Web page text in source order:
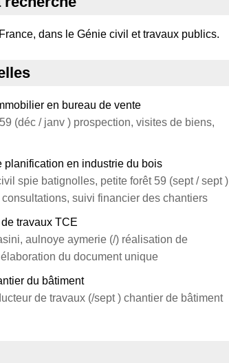
dans le Génie civil et travaux publics.
en bureau de vente
(déc / janv ) prospection, visites de biens,
planification en industrie du bois
spie batignolles, petite forêt 59 (sept / sept )
suivi financier des chantiers
travaux TCE
aulnoye aymerie (/) réalisation de
du document unique
du bâtiment
de travaux (/sept ) chantier de bâtiment